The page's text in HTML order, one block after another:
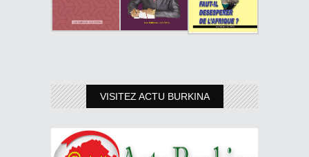
VISITEZ ACTU BURKINA